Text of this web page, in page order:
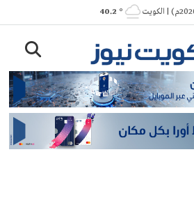
° 40.2